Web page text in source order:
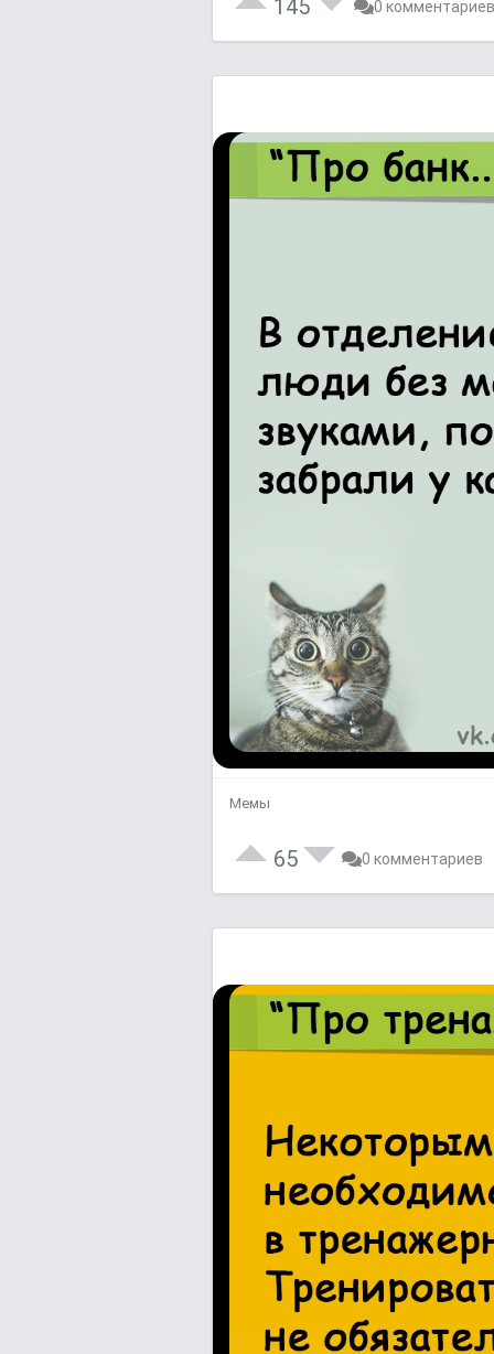
145 0 комментариев
Мемы
65 0 комментариев